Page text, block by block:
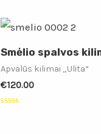
Smėlio spalvos
Apvalūs kilimai „Ulita“
€120.00